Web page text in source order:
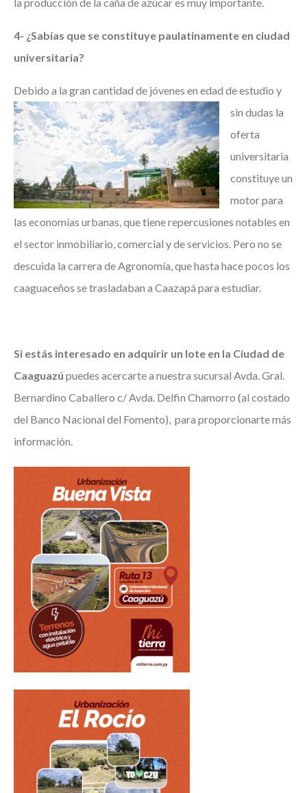
4- ¿Sabías que se constituye paulatinamente en ciudad
universitaria?
Debido a la gran cantidad de jóvenes en edad de estudio y
sin dudas la
oferta
universitaria
constituye un
motor para
las economías urbanas, que tiene repercusiones notables en
el sector inmobiliario, comercial y de servicios. Pero no se
descuida la carrera de Agronomía, que hasta hace pocos los
caaguaceños se trasladaban a Caazapá para estudiar.
Si estás interesado en adquirir un lote en la Ciudad de
Caaguazú puedes acercarte a nuestra sucursal Avda. Gral.
Bernardino Caballero c/ Avda. Delfin Chamorro (al costado
del Banco Nacional del Fomento), para proporcionarte más
información.